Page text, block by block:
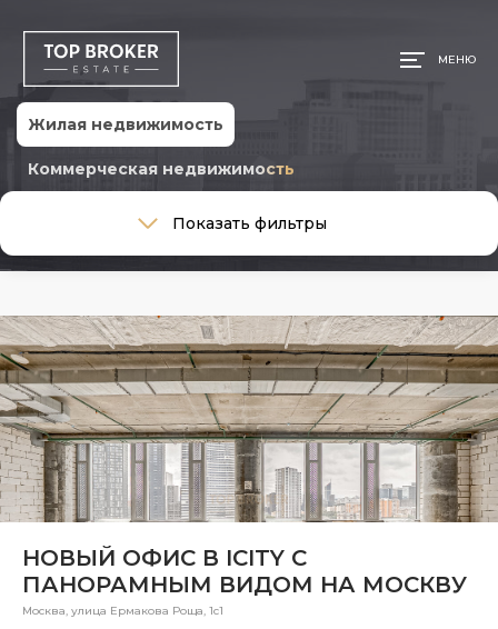
МЕНЮ
Жилая недвижимость
Коммерческая недвижимость
Тип сделки
Тип недвижимости
Общая площадь, м
Ремонт
Ремонт
Район
Район
Показать фильтры
НОВЫЙ ОФИС В ICITY С
ПАНОРАМНЫМ ВИДОМ НА МОСКВУ
Москва, улица Ермакова Роща, 1с1